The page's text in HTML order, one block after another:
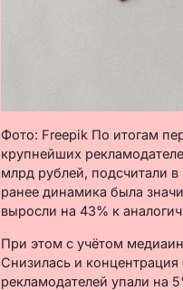
Фото: Freepik По итогам
крупнейших
млрд рублей, подсчитали
ранее динамика была
выросли на 43% к
При этом с учётом
Снизилась и
рекламодателей упали на